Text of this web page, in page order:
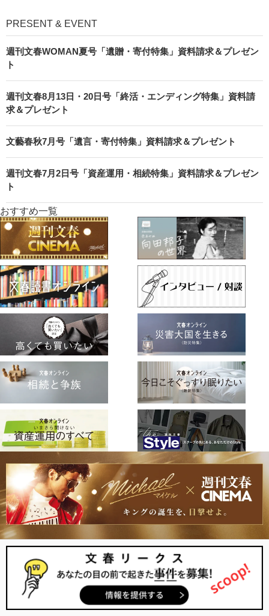
PRESENT & EVENT
週刊文春WOMAN夏号「遺贈・寄付特集」資料請求＆プレゼン
ト
週刊文春8月13日・20日号「終活・エンディング特集」資料請
求＆プレゼント
文藝春秋7月号「遺言・寄付特集」資料請求＆プレゼント
週刊文春7月2日号「資産運用・相続特集」資料請求＆プレゼン
ト
おすすめ一覧